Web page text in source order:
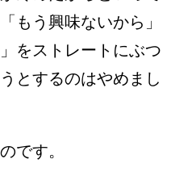
もう興味ないから」
をストレートにぶつ
とするのはやめまし
です。